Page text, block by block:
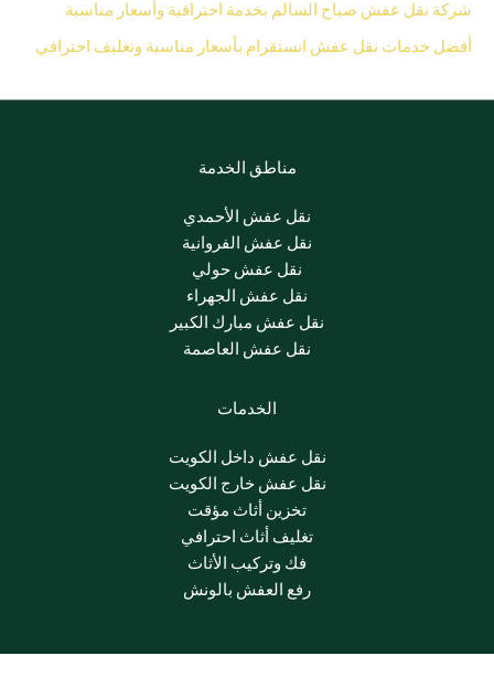
عفش صباح السالم بخدمة احترافية وأسعار مناسبة
نقل عفش انستقرام بأسعار مناسبة وتغليف احترافي
مناطق الخدمة
نقل عفش الأحمدي
نقل عفش الفروانية
نقل عفش حولي
نقل عفش الجهراء
نقل عفش مبارك الكبير
نقل عفش العاصمة
نقل عفش داخل الكويت
نقل عفش خارج الكويت
تخزين أثاث مؤقت
تغليف أثاث احترافي
فك وتركيب الأثاث
رفع العفش بالونش